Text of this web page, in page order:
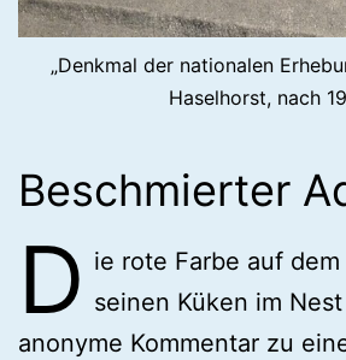
„Denkmal der nationalen
Haselhorst, nach
Beschmierter
D ie rote Farbe auf
seinen Küken im
anonyme Kommentar zu